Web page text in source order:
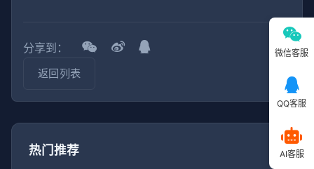
分享到：
返回列表
热门推荐
微信客服
QQ客服
AI客服